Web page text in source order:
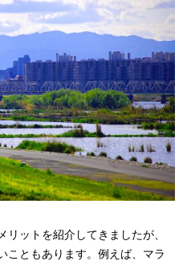
ットを紹介してきましたが、
こともあります。例えば、マラ